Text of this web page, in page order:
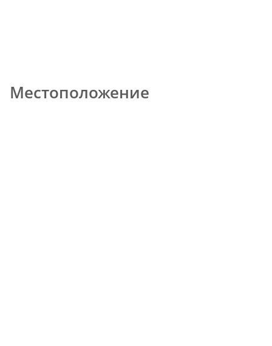
Местоположение